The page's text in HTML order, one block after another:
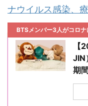
ナウイルス感染、
BTSメンバー3人がコロナ
【
JIN
期